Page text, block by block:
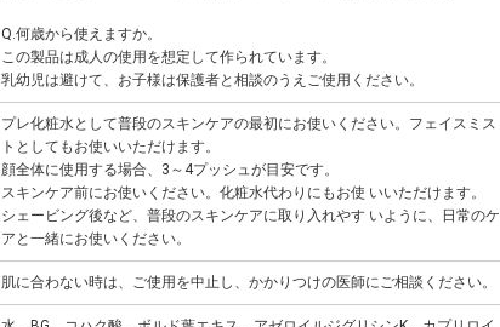
Q.何歳から使えますか。
この製品は成人の使用を想定して作られています。
乳幼児は避けて、お子様は保護者と相談のうえご使用ください。
プレ化粧水として普段のスキンケアの最初にお使いください。フェイスミス
トとしてもお使いいただけます。
顔全体に使用する場合、3～4プッシュが目安です。
スキンケア前にお使いください。化粧水代わりにもお使 いいただけます。
シェービング後など、普段のスキンケアに取り入れやす いように、日常のケ
アと一緒にお使いください。
肌に合わない時は、ご使用を中止し、かかりつけの医師にご相談ください。